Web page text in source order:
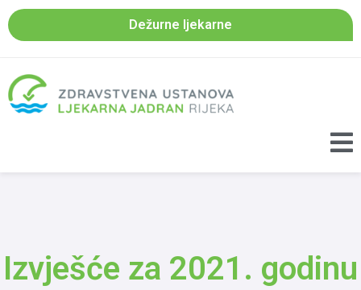
Dežurne ljekarne
Izvješće za 2021. godinu